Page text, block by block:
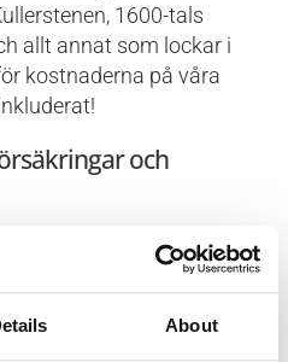
About
1600-tals
allt annat som lockar i
kostnaderna på våra
och
in den fina
tacka en brand för att
som den gör. 1619
hela staden ner och